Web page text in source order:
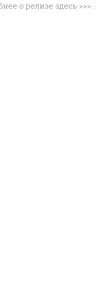
о релизе здесь >>>...